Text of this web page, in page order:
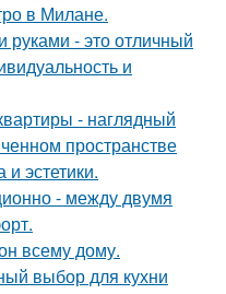
в Милане.
руками - это отличный
и
- наглядный
пространстве
эстетики.
- между двумя
всему дому.
выбор для кухни